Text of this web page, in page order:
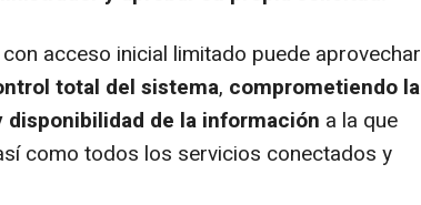
acceso inicial limitado puede aprovechar
total del sistema, comprometiendo la
de la información a la que
como todos los servicios conectados y